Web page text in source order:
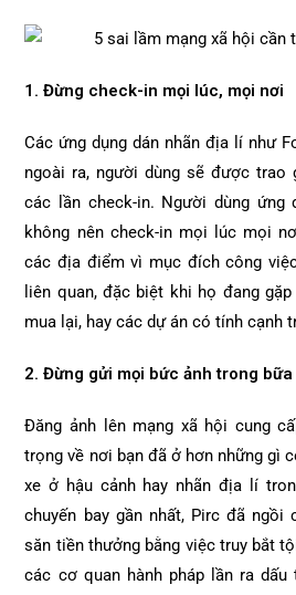
1. Đừng check-in mọi lúc, mọi nơi
Các ứng dụng dán nhãn địa lí như
ngoài ra, người dùng sẽ được trao
các lần check-in. Người dùng ứng
không nên check-in mọi lúc mọi
các địa điểm vì mục đích công
liên quan, đặc biệt khi họ đang
mua lại, hay các dự án có tính cạnh
2. Đừng gửi mọi bức ảnh trong
Đăng ảnh lên mạng xã hội cung
trọng về nơi bạn đã ở hơn những gì
xe ở hậu cảnh hay nhãn địa lí
chuyến bay gần nhất, Pirc đã ngồi
săn tiền thưởng bằng việc truy bắt
các cơ quan hành pháp lần ra